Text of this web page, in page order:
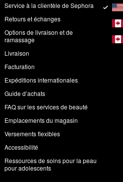
Service à la clientèle de Sephora
Retours et échanges
Options de livraison et de
ramassage
Livraison
Facturation
Expéditions internationales
Guide d’achats
FAQ sur les services de beauté
Emplacements du magasin
Versements flexibles
Accessibilité
Ressources de soins pour la peau
pour adolescents